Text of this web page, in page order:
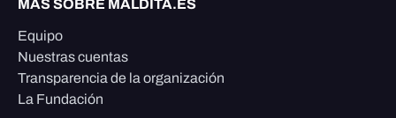
MÁS SOBRE MALDITA.ES
Equipo
Nuestras cuentas
Transparencia de la organización
La Fundación